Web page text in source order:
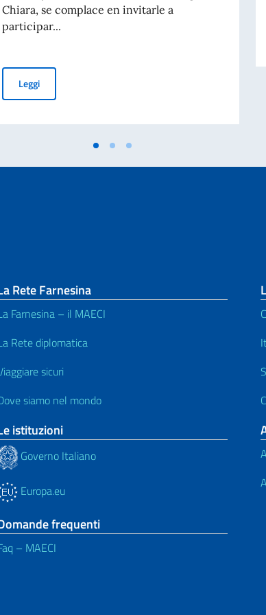
2 GIUGNO 2023
Chiara, se complace en invitarle a
participar...
LeggiConferencia virtual Dr. Federico Faggin - miércoles
Rete Farnesina
Farnesina – il MAECI
Rete diplomatica
sicuri
siamo nel mondo
istituzioni
Governo Italiano
Europa.eu
frequenti
– MAECI